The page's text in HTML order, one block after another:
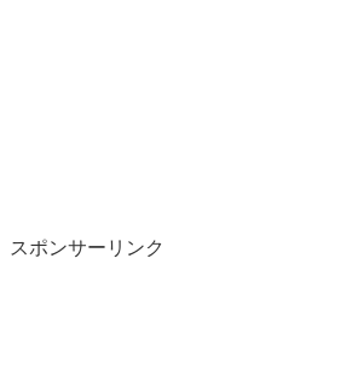
スポンサーリンク